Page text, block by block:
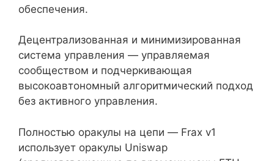
обеспечения.
Децентрализованная и минимизированная
система управления — управляемая
сообществом и подчеркивающая
высокоавтономный алгоритмический подход
без активного управления.
Полностью оракулы на цепи — Frax v1
использует оракулы Uniswap